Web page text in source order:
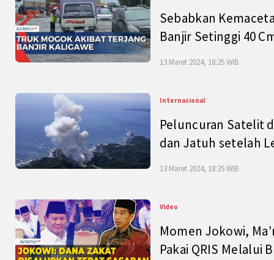
Sebabkan
Banjir Setinggi 40
13 Maret 2024, 18:25 WIB
Internasional
Peluncuran Satelit
dan Jatuh setelah
13 Maret 2024, 18:25 WIB
Video
Momen Jokowi,
Pakai QRIS Melalui